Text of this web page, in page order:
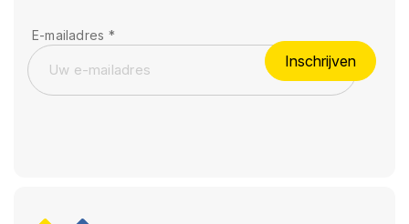
E-mailadres *
Inschrijven